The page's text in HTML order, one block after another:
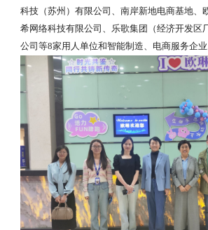
科技（苏州）有限公司、南岸新地电商基地、
希网络科技有限公司、乐歌集团（经济开发区
公司等8家用人单位和智能制造、电商服务企业